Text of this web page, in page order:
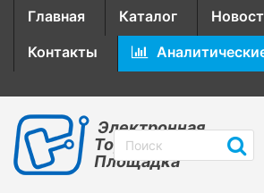
Главная Каталог
Контакты
Электронная
Торговая
Площадка